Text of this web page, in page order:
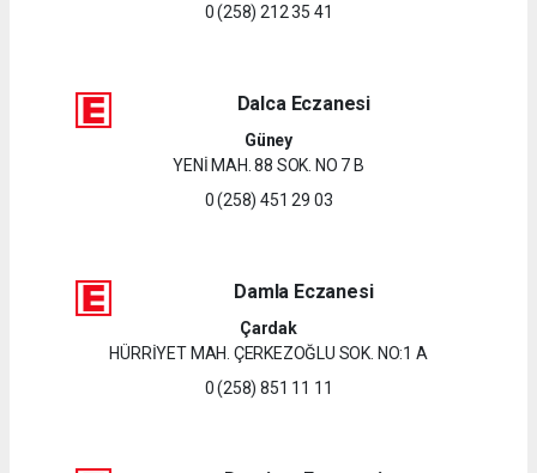
0 (258) 212 35 41
Dalca Eczanesi
Güney
YENİ MAH. 88 SOK. NO 7 B
0 (258) 451 29 03
Damla Eczanesi
Çardak
HÜRRİYET MAH. ÇERKEZOĞLU SOK. NO:1 A
0 (258) 851 11 11